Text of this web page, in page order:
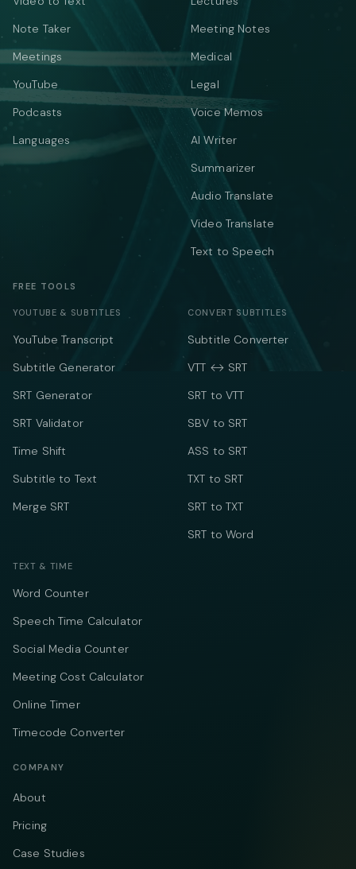
Note Taker
Meetings
YouTube
Podcasts
Languages
Meeting Notes
Medical
Legal
Voice Memos
AI Writer
Summarizer
Audio Translate
Video Translate
Text to Speech
FREE TOOLS
YOUTUBE & SUBTITLES
YouTube Transcript
Subtitle Generator
SRT Generator
SRT Validator
Time Shift
Subtitle to Text
Merge SRT
CONVERT SUBTITLES
Subtitle Converter
VTT ↔ SRT
SRT to VTT
SBV to SRT
ASS to SRT
TXT to SRT
SRT to TXT
SRT to Word
TEXT & TIME
Word Counter
Speech Time Calculator
Social Media Counter
Meeting Cost Calculator
Online Timer
Timecode Converter
COMPANY
About
Pricing
Case Studies